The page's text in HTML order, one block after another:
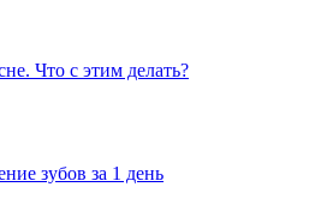
Что с этим делать?
зубов за 1 день